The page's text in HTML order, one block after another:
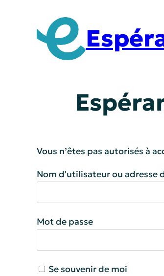
contenu
Vous n’êtes pas autorisés à
Nom d'utilisateur ou adresse
Mot de passe
Se souvenir de moi